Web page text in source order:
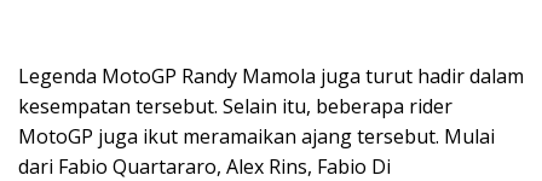
Legenda MotoGP Randy Mamola juga turut hadir dalam
kesempatan tersebut. Selain itu, beberapa rider
MotoGP juga ikut meramaikan ajang tersebut. Mulai
dari Fabio Quartararo, Alex Rins, Fabio Di